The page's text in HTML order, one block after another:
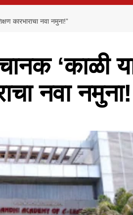
कारभाराचा नवा नमुना!”
‘काळी
नवा